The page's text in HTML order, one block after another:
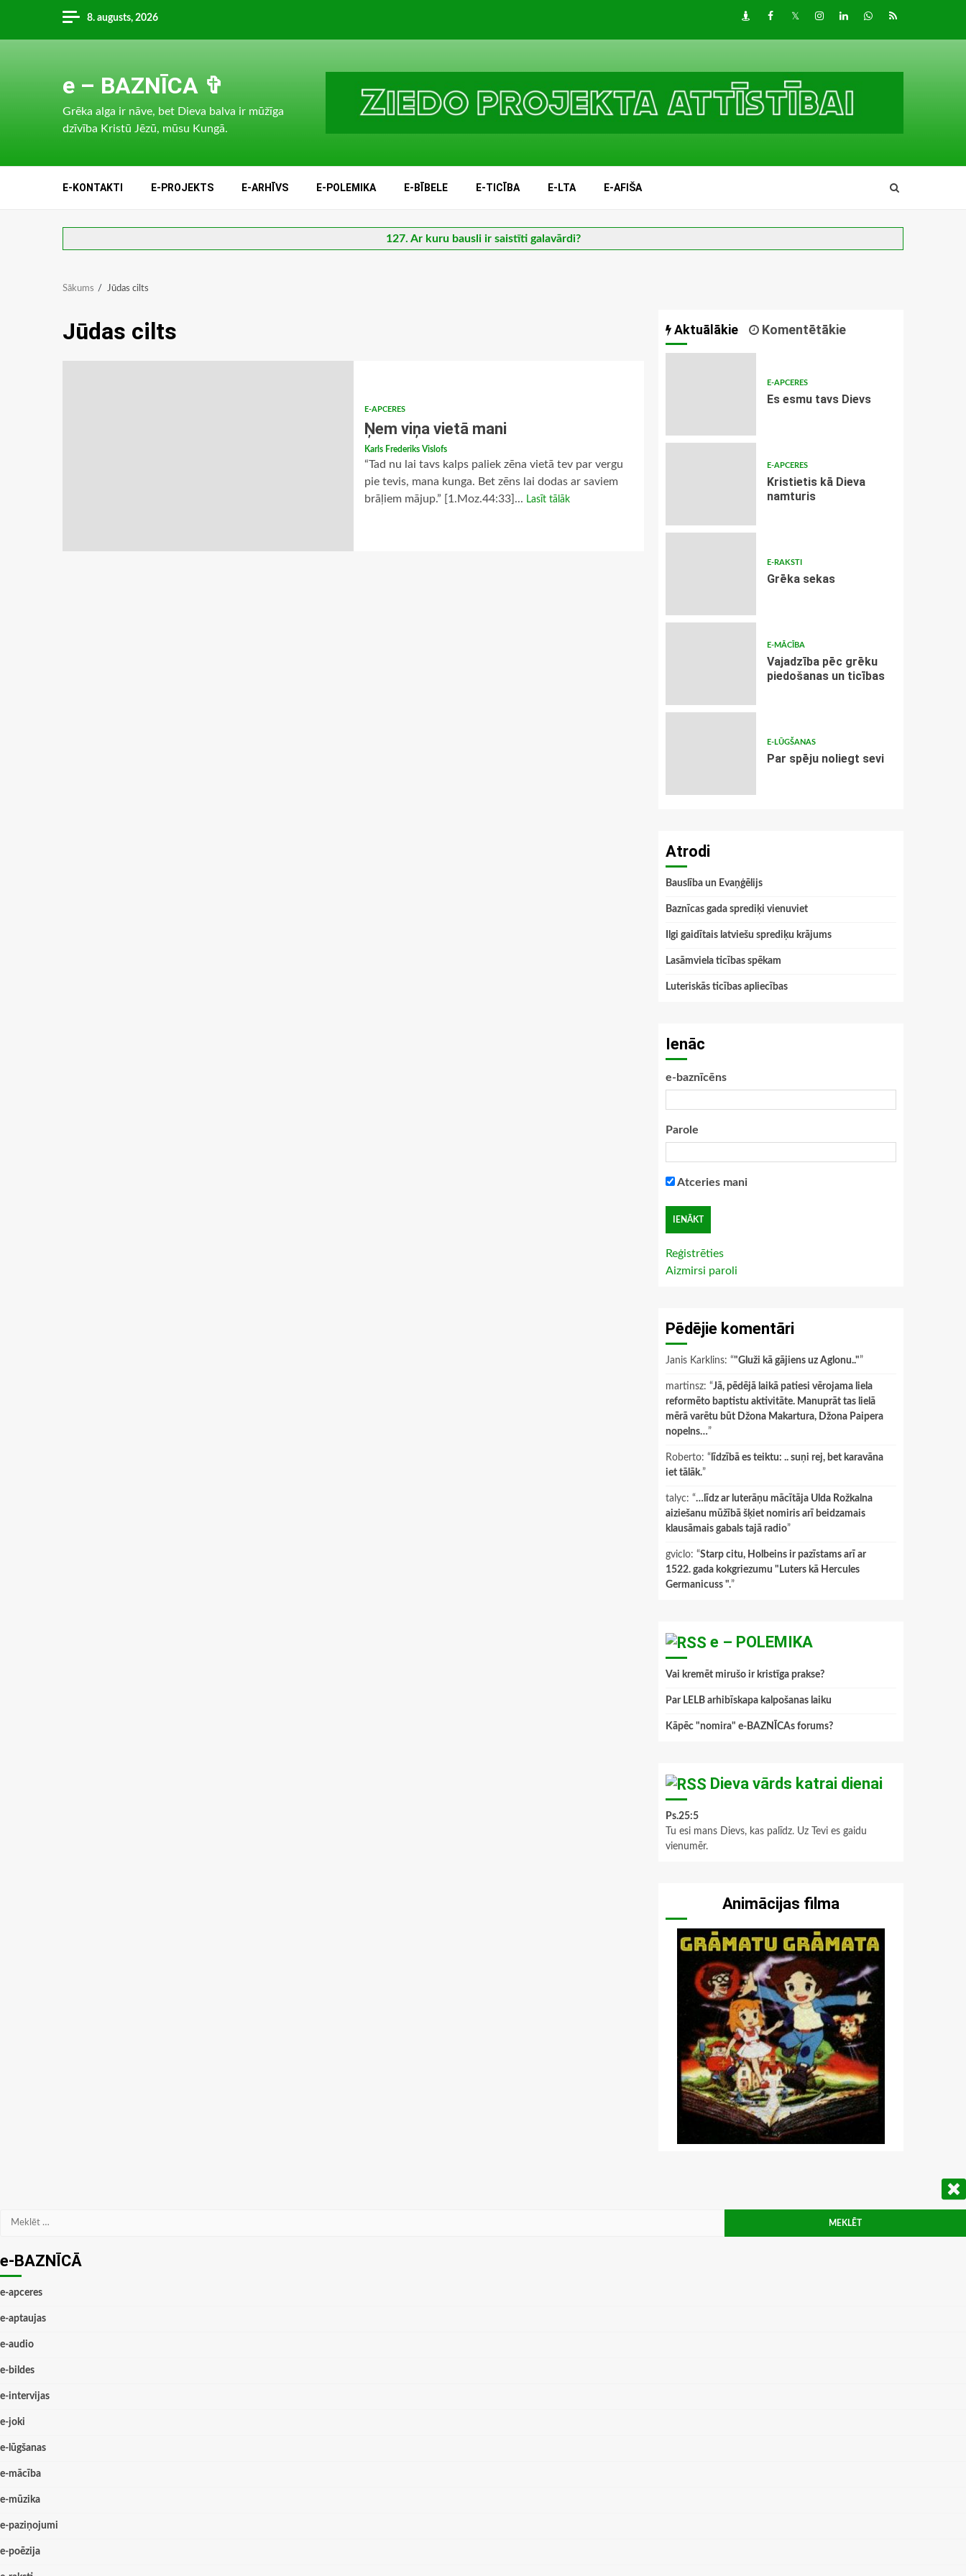
content
8. augusts, 2026 DraugiemFacebook
TwitterInstagram
LinkedInwhatsapp
RSS
e – BAZNĪCA ✞
Grēka alga ir nāve, bet Dieva balva ir mūžīga
dzīvība Kristū Jēzū, mūsu Kungā.
E-KONTAKTI E-PROJEKTS E-ARHĪVS E-POLEMIKA E-BĪBELE E-TICĪBA E-LTA E-AFIŠA
127. Ar kuru bausli ir saistīti galavārdi?
Sākums Jūdas cilts
Jūdas cilts
E-APCERES
Ņem viņa vietā mani
Karls Frederiks Vislofs
“Tad nu lai tavs kalps paliek zēna vietā tev par vergu
pie tevis, mana kunga. Bet zēns lai dodas ar saviem
brāļiem mājup.” [1.Moz.44:33]... Lasīt tālāk
Aktuālākie Komentētākie
E-APCERES
Es esmu tavs Dievs
E-APCERES
Kristietis kā Dieva
namturis
E-RAKSTI
Grēka sekas
E-MĀCĪBA
Vajadzība pēc grēku
piedošanas un ticības
E-LŪGŠANAS
Par spēju noliegt sevi
Atrodi
Bauslība un Evaņģēlijs
Baznīcas gada sprediķi vienuviet
Ilgi gaidītais latviešu sprediķu krājums
Lasāmviela ticības spēkam
Luteriskās ticības apliecības
Ienāc
e-baznīcēns
Parole
Atceries mani
Reģistrēties
Aizmirsi paroli
Pēdējie komentāri
Janis Karklins: “"Gluži kā gājiens uz Aglonu.."”
martinsz: “Jā, pēdējā laikā patiesi vērojama liela
reformēto baptistu aktivitāte. Manuprāt tas lielā
mērā varētu būt Džona Makartura, Džona Paipera
nopelns…”
Roberto: “ līdzībā es teiktu: .. suņi rej, bet karavāna
iet tālāk.”
talyc: “…līdz ar luterāņu mācītāja Ulda Rožkalna
aiziešanu mūžībā šķiet nomiris arī beidzamais
klausāmais gabals tajā radio”
gviclo: “Starp citu, Holbeins ir pazīstams arī ar
1522. gada kokgriezumu "Luters kā Hercules
Germanicuss ".”
e – POLEMIKA
Vai kremēt mirušo ir kristīga prakse?
Par LELB arhibīskapa kalpošanas laiku
Kāpēc "nomira" e-BAZNĪCAs forums?
Dieva vārds katrai dienai
Ps.25:5
Tu esi mans Dievs, kas palīdz. Uz Tevi es gaidu
vienumēr.
Animācijas filma
Meklēt:
e-BAZNĪCĀ
e-apceres
e-aptaujas
e-audio
e-bildes
e-intervijas
e-joki
e-lūgšanas
e-mācība
e-mūzika
e-paziņojumi
e-poēzija